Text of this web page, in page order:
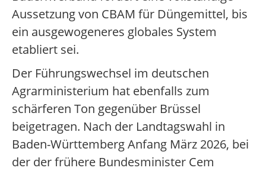
Aussetzung von CBAM für Düngemittel, bis
ein ausgewogeneres globales System
etabliert sei.
Der Führungswechsel im deutschen
Agrarministerium hat ebenfalls zum
schärferen Ton gegenüber Brüssel
beigetragen. Nach der Landtagswahl in
Baden-Württemberg Anfang März 2026, bei
der der frühere Bundesminister Cem